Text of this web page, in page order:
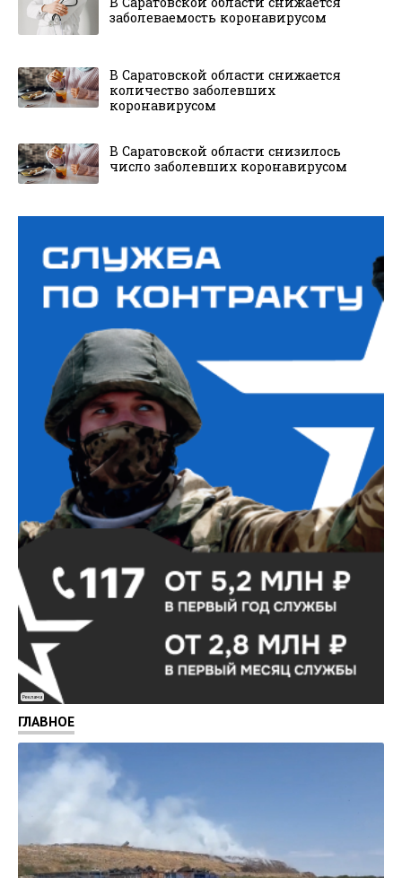
заболеваемость коронавирусом
В Саратовской области снижается
количество заболевших
коронавирусом
В Саратовской области снизилось
число заболевших коронавирусом
Реклама
ГЛАВНОЕ